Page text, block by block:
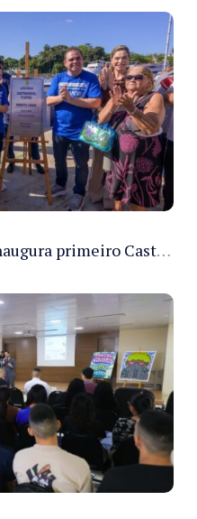
Governo do Amazonas inaugura primeiro Castramóvel Fluvial para atendimento veterinário às comunidades ribeirinhas e castração gratuita